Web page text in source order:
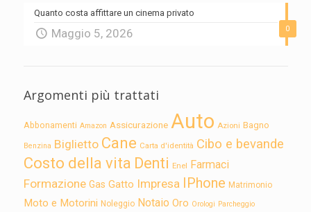
0
Quanto costa affittare un cinema privato
Maggio 5, 2026
Argomenti più trattati
Abbonamenti Amazon Assicurazione Auto Azioni Bagno
Benzina Biglietto Cane Carta d'identità Cibo e bevande
Costo della vita Denti Enel Farmaci
Formazione Gas Gatto Impresa IPhone Matrimonio
Moto e Motorini Noleggio Notaio Oro Orologi Parcheggio